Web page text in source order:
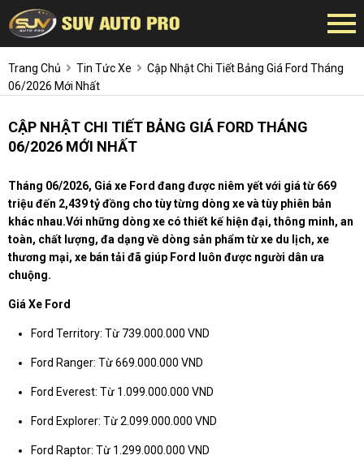
Trang Chủ Tin Tức Xe
Cập Nhật Chi Tiết Bảng Giá Ford Tháng
06/2026 Mới Nhất
CẬP NHẬT CHI TIẾT BẢNG GIÁ FORD THÁNG
06/2026 MỚI NHẤT
Tháng 06/2026, Giá xe Ford đang được niêm yết với giá từ 669
triệu đến 2,439 tỷ đồng cho tùy từng dòng xe và tùy phiên bản
khác nhau.Với những dòng xe có thiết kế hiện đại, thông minh, an
toàn, chất lượng, đa dạng về dòng sản phẩm từ xe du lịch, xe
thương mại, xe bán tải đã giúp Ford luôn được người dân ưa
chuộng.
Giá Xe Ford
Ford Territory: Từ 739.000.000 VND
Ford Ranger: Từ 669.000.000 VND
Ford Everest: Từ 1.099.000.000 VND
Ford Explorer: Từ 2.099.000.000 VND
Ford Raptor: Từ 1.299.000.000 VND